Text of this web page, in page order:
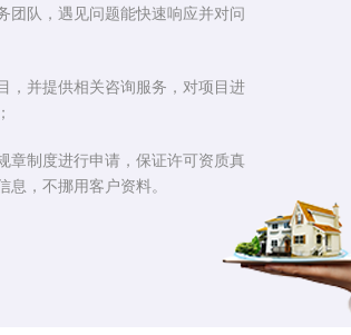
团队，遇见问题能快速响应并对问
，并提供相关咨询服务，对项目进
章制度进行申请，保证许可资质真
，不挪用客户资料。